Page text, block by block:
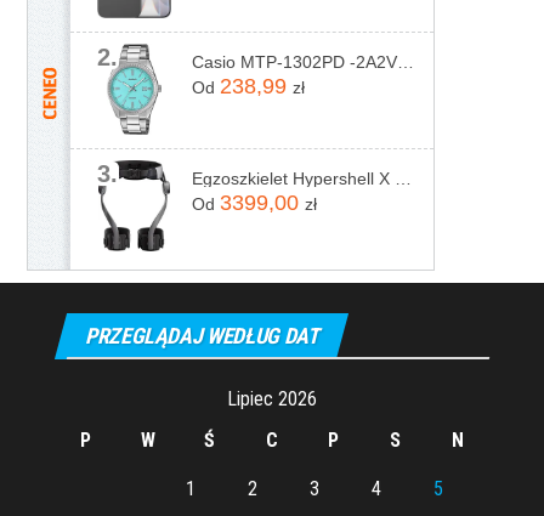
2.
Od 238,99 zł
3.
Od 3399,00 zł
PRZEGLĄDAJ WEDŁUG DAT
Lipiec 2026
P
W Ś C P S N
1 2 3 4 5